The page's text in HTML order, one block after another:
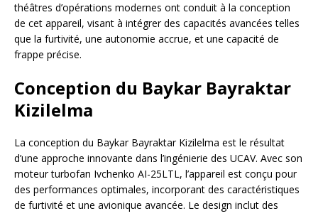
théâtres d’opérations modernes ont conduit à la conception
de cet appareil, visant à intégrer des capacités avancées telles
que la furtivité, une autonomie accrue, et une capacité de
frappe précise.
Conception du Baykar Bayraktar
Kizilelma
La conception du Baykar Bayraktar Kizilelma est le résultat
d’une approche innovante dans l’ingénierie des UCAV. Avec son
moteur turbofan Ivchenko AI-25LTL, l’appareil est conçu pour
des performances optimales, incorporant des caractéristiques
de furtivité et une avionique avancée. Le design inclut des